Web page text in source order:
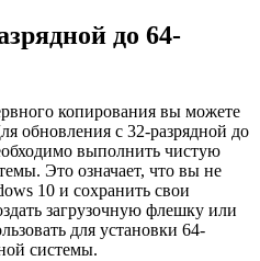
до 64-
копирования вы можете
обновления с 32-разрядной до
выполнить чистую
Это означает, что вы не
10 и сохранить свои
загрузочную флешку или
для установки 64-
системы.